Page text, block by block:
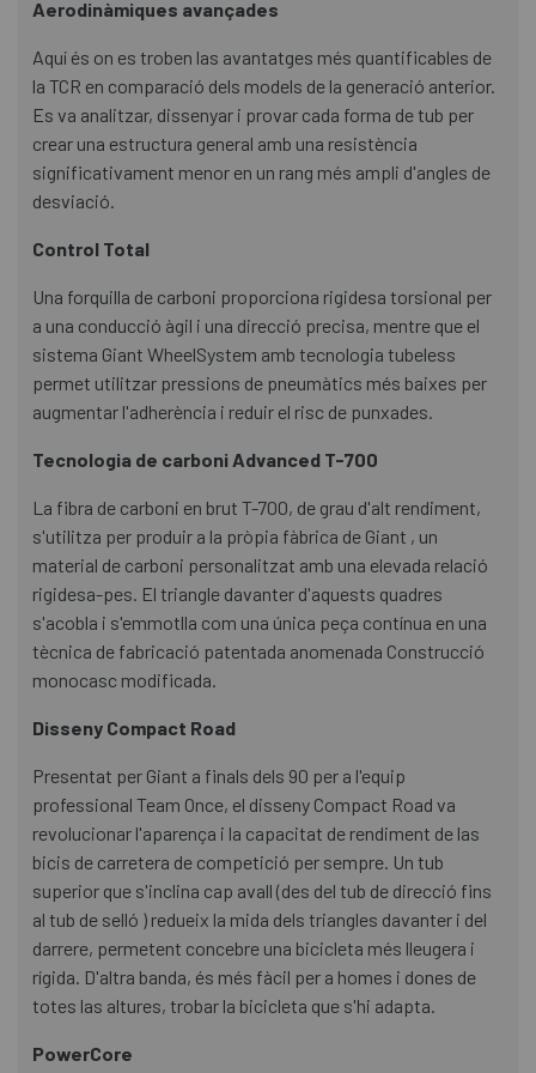
Aerodinàmiques avançades
Aquí és on es troben las avantatges més quantificables de
la TCR en comparació dels models de la generació anterior.
Es va analitzar, dissenyar i provar cada forma de tub per
crear una estructura general amb una resistència
significativament menor en un rang més ampli d'angles de
desviació.
Control Total
Una forquilla de carboni proporciona rigidesa torsional per
a una conducció àgil i una direcció precisa, mentre que el
sistema Giant WheelSystem amb tecnologia tubeless
permet utilitzar pressions de pneumàtics més baixes per
augmentar l'adherència i reduir el risc de punxades.
Tecnologia de carboni Advanced T-700
La fibra de carboni en brut T-700, de grau d'alt rendiment,
s'utilitza per produir a la pròpia fàbrica de Giant , un
material de carboni personalitzat amb una elevada relació
rigidesa-pes. El triangle davanter d'aquests quadres
s'acobla i s'emmotlla com una única peça contínua en una
tècnica de fabricació patentada anomenada Construcció
monocasc modificada.
Disseny Compact Road
Presentat per Giant a finals dels 90 per a l'equip
professional Team Once, el disseny Compact Road va
revolucionar l'aparença i la capacitat de rendiment de las
bicis de carretera de competició per sempre. Un tub
superior que s'inclina cap avall (des del tub de direcció fins
al tub de selló ) redueix la mida dels triangles davanter i del
darrere, permetent concebre una bicicleta més lleugera i
rígida. D'altra banda, és més fàcil per a homes i dones de
totes las altures, trobar la bicicleta que s'hi adapta.
PowerCore